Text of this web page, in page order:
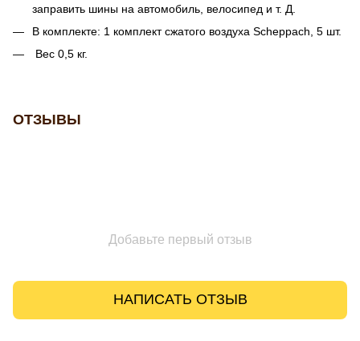
заправить шины на автомобиль, велосипед и т. Д.
В комплекте: 1 комплект сжатого воздуха Scheppach, 5 шт.
Вес 0,5 кг.
ОТЗЫВЫ
Добавьте первый отзыв
НАПИСАТЬ ОТЗЫВ